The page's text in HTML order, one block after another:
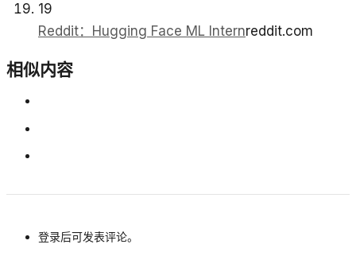
19
Reddit：Hugging Face ML Internreddit.com
相似内容
登录后可发表评论。